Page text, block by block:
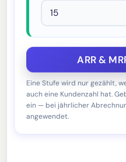
Eine Stufe wird nur gezählt,
auch eine Kundenzahl hat.
ein — bei jährlicher
angewendet.